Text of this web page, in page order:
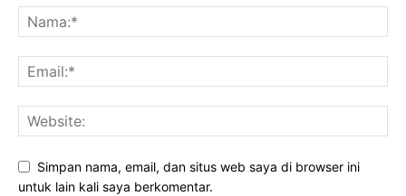
Simpan nama, email, dan situs web saya di browser ini
untuk lain kali saya berkomentar.